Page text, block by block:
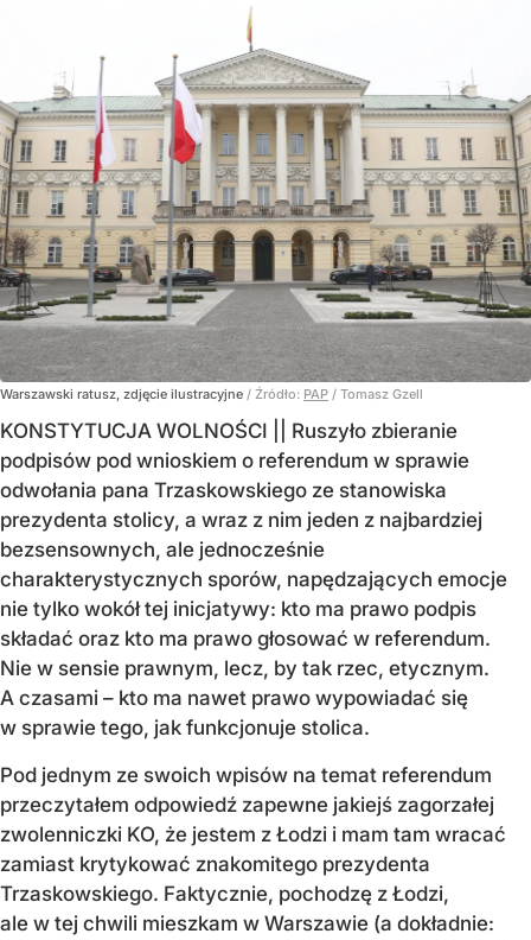
Warszawski ratusz, zdjęcie ilustracyjne / Źródło: PAP / Tomasz Gzell
KONSTYTUCJA WOLNOŚCI || Ruszyło zbieranie
podpisów pod wnioskiem o referendum w sprawie
odwołania pana Trzaskowskiego ze stanowiska
prezydenta stolicy, a wraz z nim jeden z najbardziej
bezsensownych, ale jednocześnie
charakterystycznych sporów, napędzających emocje
nie tylko wokół tej inicjatywy: kto ma prawo podpis
składać oraz kto ma prawo głosować w referendum.
Nie w sensie prawnym, lecz, by tak rzec, etycznym.
A czasami – kto ma nawet prawo wypowiadać się
w sprawie tego, jak funkcjonuje stolica.
Pod jednym ze swoich wpisów na temat referendum
przeczytałem odpowiedź zapewne jakiejś zagorzałej
zwolenniczki KO, że jestem z Łodzi i mam tam wracać
zamiast krytykować znakomitego prezydenta
Trzaskowskiego. Faktycznie, pochodzę z Łodzi,
ale w tej chwili mieszkam w Warszawie (a dokładnie: